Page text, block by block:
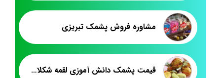
مشاوره فروش پشمک تبریزی
قیمت پشمک دانش آموزی لقمه شکلاتی